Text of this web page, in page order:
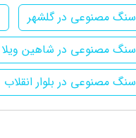
سنگ مصنوعی در گلشهر
سنگ مصنوعی در شاهین ویلا
سنگ مصنوعی در بلوار انقلاب